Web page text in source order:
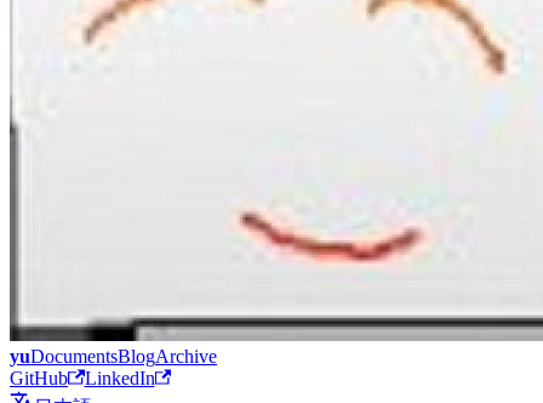
yuDocumentsBlogArchive
GitHub
LinkedIn